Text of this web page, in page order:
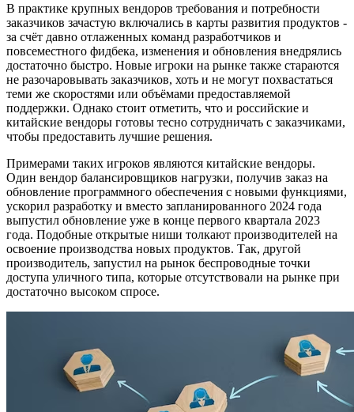
В практике крупных вендоров требования и потребности
заказчиков зачастую включались в карты развития продуктов -
за счёт давно отлаженных команд разработчиков и
повсеместного фидбека, изменения и обновления внедрялись
достаточно быстро. Новые игроки на рынке также стараются
не разочаровывать заказчиков, хоть и не могут похвастаться
теми же скоростями или объёмами предоставляемой
поддержки. Однако стоит отметить, что и российские и
китайские вендоры готовы тесно сотрудничать с заказчиками,
чтобы предоставить лучшие решения.
Примерами таких игроков являются китайские вендоры.
Один вендор балансировщиков нагрузки, получив заказ на
обновление программного обеспечения с новыми функциями,
ускорил разработку и вместо запланированного 2024 года
выпустил обновление уже в конце первого квартала 2023
года. Подобные открытые ниши толкают производителей на
освоение производства новых продуктов. Так, другой
производитель, запустил на рынок беспроводные точки
доступа уличного типа, которые отсутствовали на рынке при
достаточно высоком спросе.